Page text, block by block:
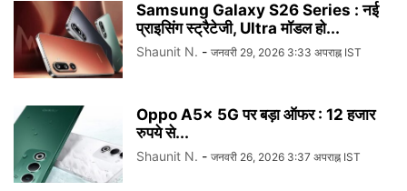
Samsung Galaxy S26 Series : नई
प्राइसिंग स्ट्रैटेजी, Ultra मॉडल हो...
Shaunit N. - जनवरी 29, 2026 3:33 अपराह्न IST
Oppo A5x 5G पर बड़ा ऑफर : 12 हजार
रुपये से...
Shaunit N. - जनवरी 26, 2026 3:37 अपराह्न IST